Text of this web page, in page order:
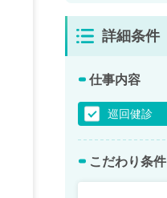
詳細条件
仕事内容
巡回健診
こだわり条件